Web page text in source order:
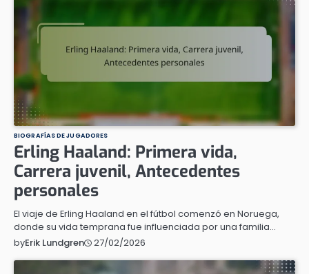
BIOGRAFÍAS DE JUGADORES
Erling Haaland: Primera vida,
Carrera juvenil, Antecedentes
personales
El viaje de Erling Haaland en el fútbol comenzó en Noruega,
donde su vida temprana fue influenciada por una familia…
byErik Lundgren 27/02/2026